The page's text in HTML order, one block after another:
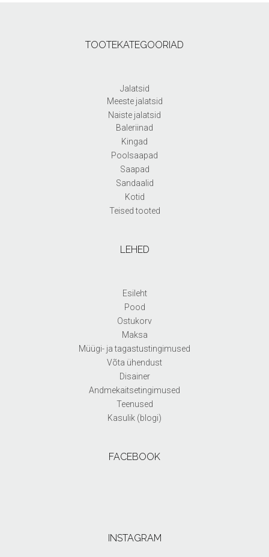
TOOTEKATEGOORIAD
Jalatsid
Meeste jalatsid
Naiste jalatsid
Baleriinad
Kingad
Poolsaapad
Saapad
Sandaalid
Kotid
Teised tooted
LEHED
Esileht
Pood
Ostukorv
Maksa
Müügi- ja tagastustingimused
Võta ühendust
Disainer
Andmekaitsetingimused
Teenused
Kasulik (blogi)
FACEBOOK
INSTAGRAM